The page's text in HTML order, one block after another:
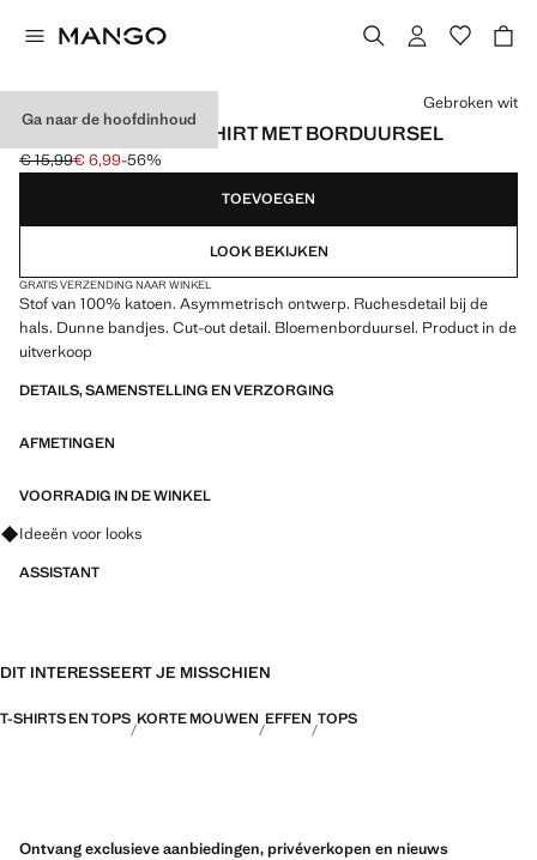
Ga naar de hoofdinhoud
ASYMMETRISCH T-SHIRT MET BORDUURSEL
Oorspronkelijke prijs doorgehaald [€ 15,99 ]
€ 15,99
Huidige prijs [€ 6,99 ]
€ 6,99-56%
Kies een kleur
Gebroken wit
TOEVOEGEN
LOOK BEKIJKEN
GRATIS VERZENDING NAAR WINKEL
Stof van 100% katoen. Asymmetrisch ontwerp. Ruchesdetail bij de
hals. Dunne bandjes. Cut-out detail. Bloemenborduursel. Product in de
uitverkoop
DETAILS, SAMENSTELLING EN VERZORGING
AFMETINGEN
VOORRADIG IN DE WINKEL
Vraag om outfitideeën, kledingstukken en trends
Ideeën voor looks
ASSISTANT
DIT INTERESSEERT JE MISSCHIEN
T-SHIRTS EN TOPS KORTE MOUWEN EFFEN TOPS
Ontvang exclusieve aanbiedingen, privéverkopen en nieuws